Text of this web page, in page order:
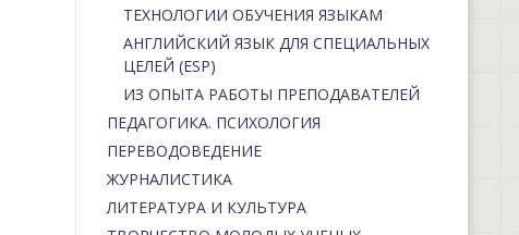
ТЕХНОЛОГИИ ОБУЧЕНИЯ ЯЗЫКАМ
АНГЛИЙСКИЙ ЯЗЫК ДЛЯ СПЕЦИАЛЬНЫХ
ЦЕЛЕЙ (ESP)
ИЗ ОПЫТА РАБОТЫ ПРЕПОДАВАТЕЛЕЙ
ПЕДАГОГИКА. ПСИХОЛОГИЯ
ПЕРЕВОДОВЕДЕНИЕ
ЖУРНАЛИСТИКА
ЛИТЕРАТУРА И КУЛЬТУРА